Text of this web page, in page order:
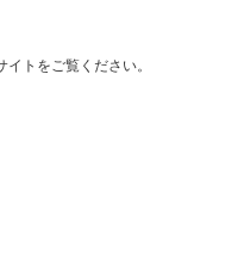
トをご覧ください。